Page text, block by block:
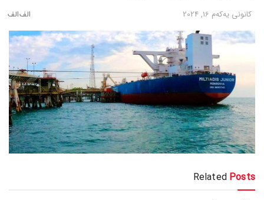
كانونی یه‌كه‌م 16, 2024
Related Posts